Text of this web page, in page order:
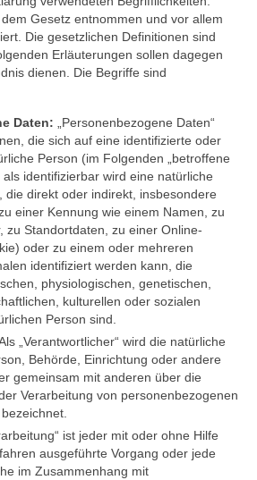
Gesetz entnommen und vor allem
Die gesetzlichen Definitionen sind
Erläuterungen sollen dagegen
dienen. Die Begriffe sind
Daten: „Personenbezogene Daten“
die sich auf eine identifizierte oder
Person (im Folgenden „betroffene
als identifizierbar wird eine natürliche
die direkt oder indirekt, insbesondere
einer Kennung wie einem Namen, zu
zu Standortdaten, zu einer Online-
oder zu einem oder mehreren
identifiziert werden kann, die
physiologischen, genetischen,
kulturellen oder sozialen
Person sind.
„Verantwortlicher“ wird die natürliche
Behörde, Einrichtung oder andere
gemeinsam mit anderen über die
Verarbeitung von personenbezogenen
ist jeder mit oder ohne Hilfe
ausgeführte Vorgang oder jede
im Zusammenhang mit